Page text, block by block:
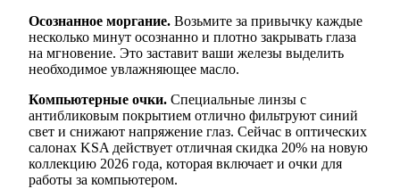
Осознанное моргание. Возьмите за привычку каждые
несколько минут осознанно и плотно закрывать глаза
на мгновение. Это заставит ваши железы выделить
необходимое увлажняющее масло.
Компьютерные очки. Специальные линзы с
антибликовым покрытием отлично фильтруют синий
свет и снижают напряжение глаз. Сейчас в оптических
салонах KSA действует отличная скидка 20% на новую
коллекцию 2026 года, которая включает и очки для
работы за компьютером.